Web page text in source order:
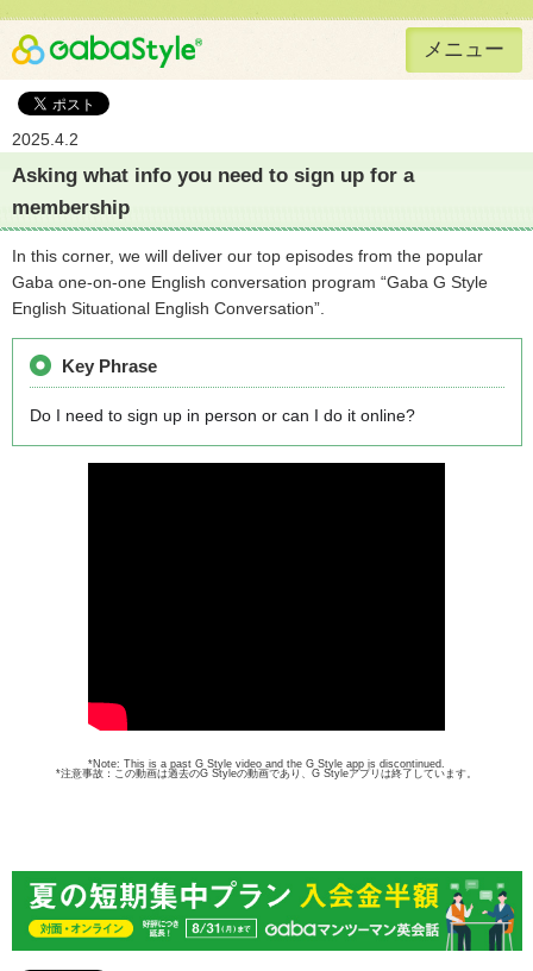
Gaba Style 無料で英語学習 メニュー
2025.4.2
Asking what info you need to sign up for a
membership
In this corner, we will deliver our top episodes from the popular
Gaba one-on-one English conversation program “Gaba G Style
English Situational English Conversation”.
Key Phrase
Do I need to sign up in person or can I do it online?
*Note: This is a past G Style video and the G Style app is discontinued.
*注意事故：この動画は過去のG Styleの動画であり、G Styleアプリは終了しています。